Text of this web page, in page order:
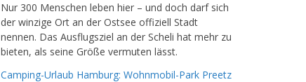
Nur 300 Menschen leben hier – und doch darf sich
der winzige Ort an der Ostsee offiziell Stadt
nennen. Das Ausflugsziel an der Scheli hat mehr zu
bieten, als seine Größe vermuten lässt.
Camping-Urlaub Hamburg: Wohnmobil-Park Preetz